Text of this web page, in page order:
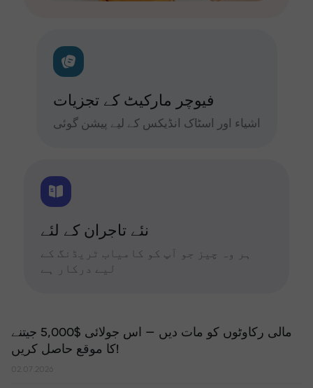
فیوچر مارکیٹ کے تجزیات
اشیاء اور اسٹاک انڈیکس کے لیے پیشن گوئی
نئے تاجران کے لئے
ہر وہ چیز جو آپ کو کامیاب ٹریڈنگ کے
لیے درکار ہے
مالی رکاوٹوں کو مات دیں — اس جولائی $5,000 جیتنے
کا موقع حاصل کریں!
02.07.2026